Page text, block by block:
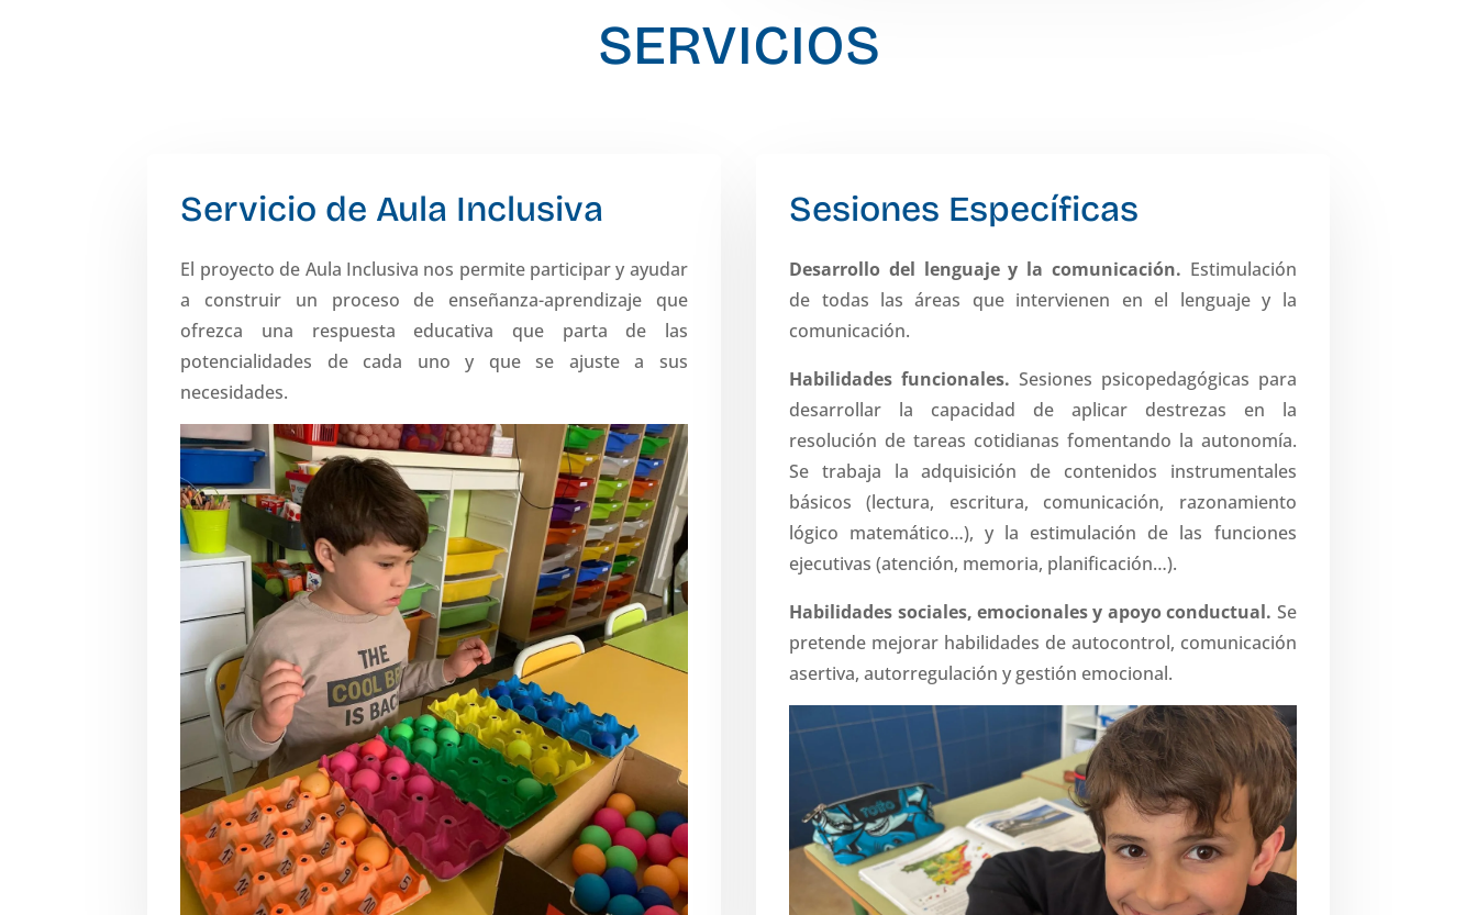
SERVICIOS
Servicio de Aula Inclusiva
El proyecto de Aula Inclusiva nos permite participar y ayudar
a construir un proceso de enseñanza-aprendizaje que
ofrezca una respuesta educativa que parta de las
potencialidades de cada uno y que se ajuste a sus
necesidades.
Sesiones Específicas
Desarrollo del lenguaje y la comunicación. Estimulación
de todas las áreas que intervienen en el lenguaje y la
comunicación.
Habilidades funcionales. Sesiones psicopedagógicas para
desarrollar la capacidad de aplicar destrezas en la
resolución de tareas cotidianas fomentando la autonomía.
Se trabaja la adquisición de contenidos instrumentales
básicos (lectura, escritura, comunicación, razonamiento
lógico matemático…), y la estimulación de las funciones
ejecutivas (atención, memoria, planificación…).
Habilidades sociales, emocionales y apoyo conductual. Se
pretende mejorar habilidades de autocontrol, comunicación
asertiva, autorregulación y gestión emocional.